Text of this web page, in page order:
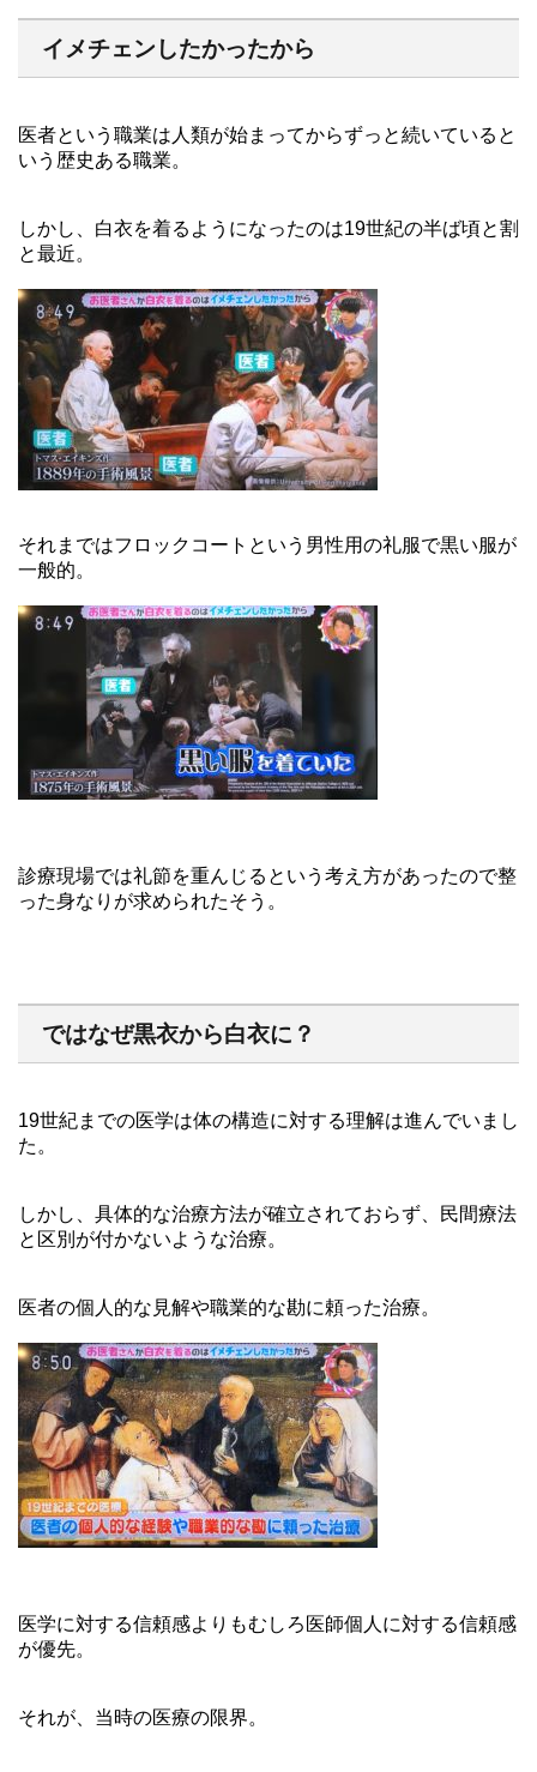
イメチェンしたかったから
医者という職業は人類が始まってからずっと続いていると
いう歴史ある職業。
しかし、白衣を着るようになったのは19世紀の半ば頃と割
と最近。
それまではフロックコートという男性用の礼服で黒い服が
一般的。
診療現場では礼節を重んじるという考え方があったので整
った身なりが求められたそう。
ではなぜ黒衣から白衣に？
19世紀までの医学は体の構造に対する理解は進んでいまし
た。
しかし、具体的な治療方法が確立されておらず、民間療法
と区別が付かないような治療。
医者の個人的な見解や職業的な勘に頼った治療。
医学に対する信頼感よりもむしろ医師個人に対する信頼感
が優先。
それが、当時の医療の限界。